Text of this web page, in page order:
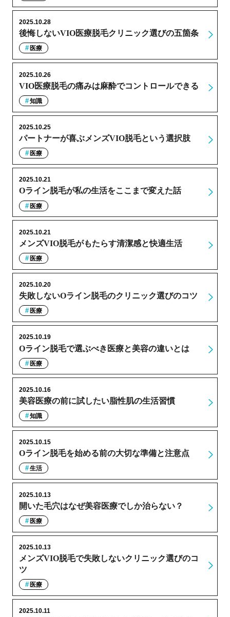
後悔しないVIO医療脱毛クリニック選びの五箇条
2025.10.28
医療
VIO医療脱毛の痛みは麻酔でコントロールできる
2025.10.26
知識
パートナーが喜ぶメンズVIO脱毛という選択肢
2025.10.25
医療
Oライン脱毛が私の生活をここまで変えた話
2025.10.21
医療
メンズVIO脱毛がもたらす清潔感と快適生活
2025.10.21
医療
失敗しないOライン脱毛のクリニック選びのコツ
2025.10.20
医療
Oライン脱毛で選ぶべき医療と美容の違いとは
2025.10.19
医療
美容医療の前に試したい脂性肌の生活習慣
2025.10.16
知識
Oライン脱毛を始める前の大切な準備と注意点
2025.10.15
生活
開いた毛穴はなぜ美容医療でしか治らない？
2025.10.13
医療
メンズVIO脱毛で失敗しないクリニック選びのコ
ツ
2025.10.13
医療
2025.10.11